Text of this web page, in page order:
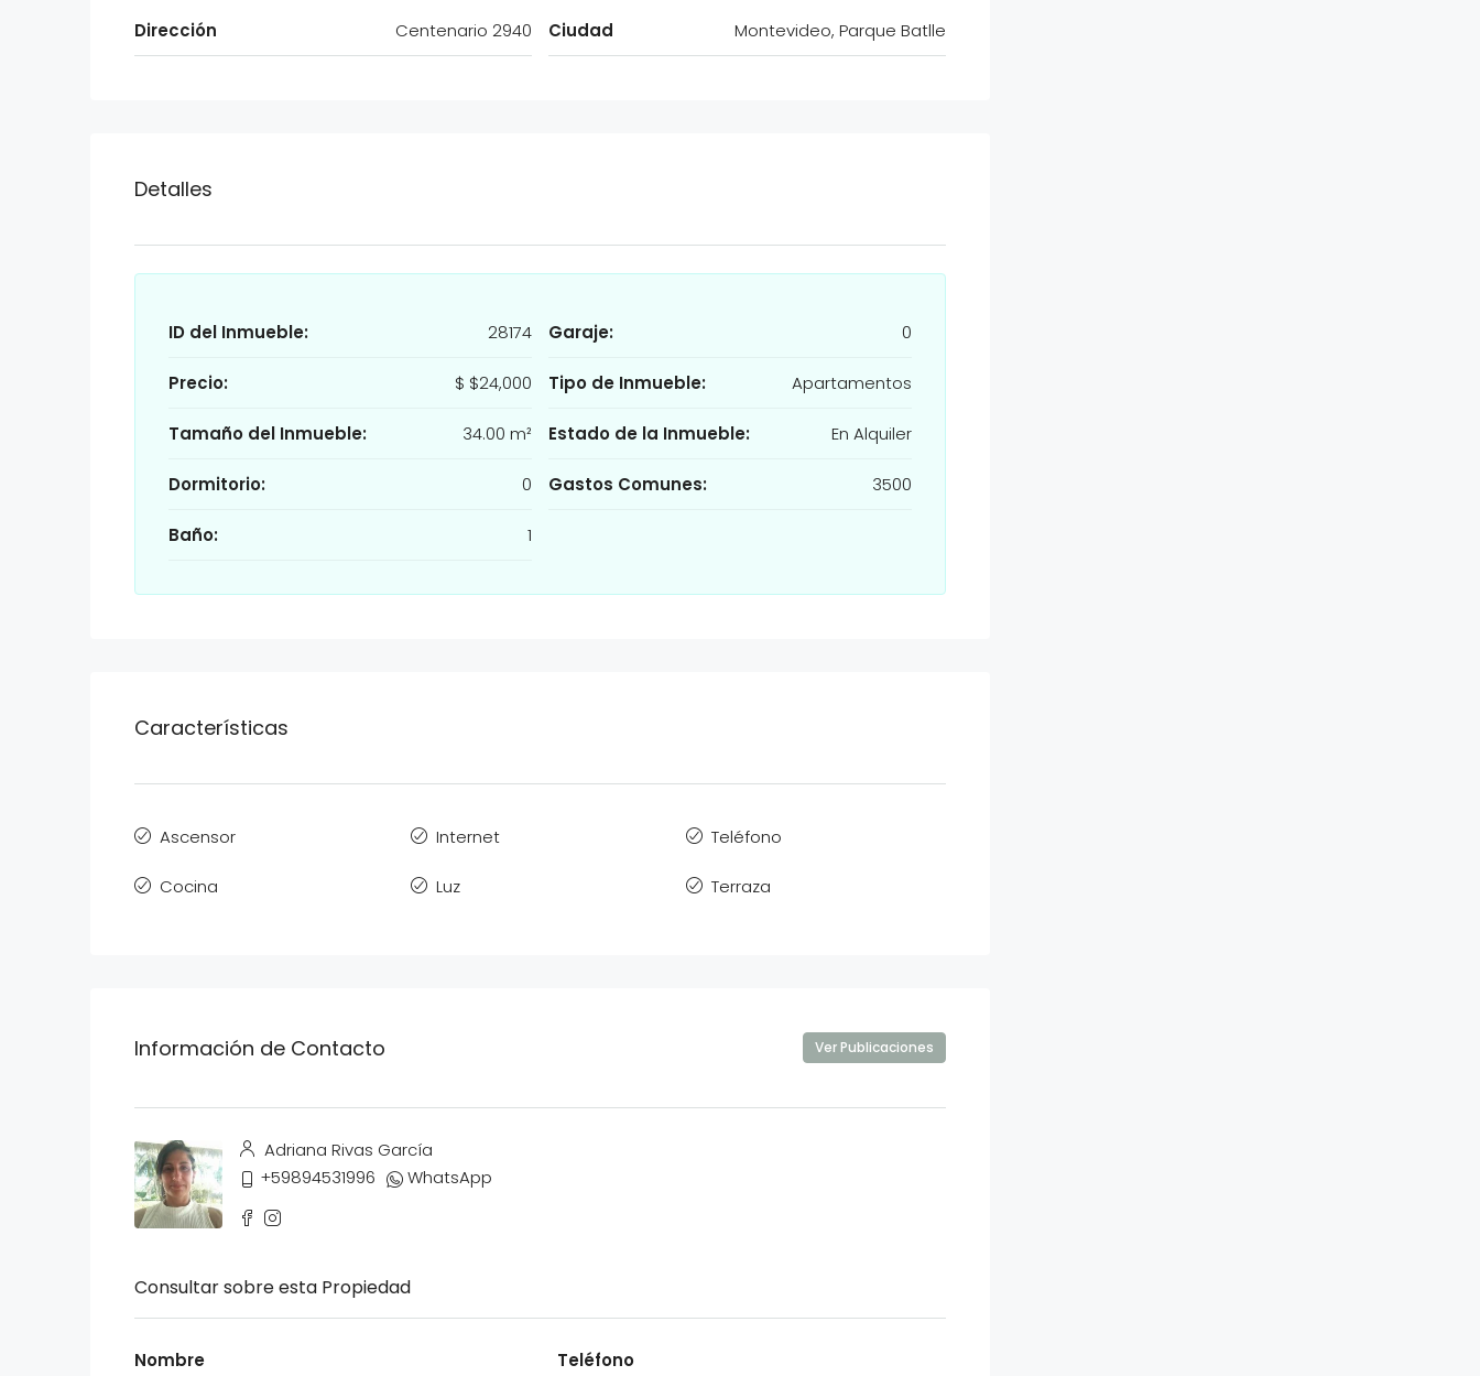
Dirección Centenario 2940 Ciudad Montevideo, Parque Batlle
Detalles
ID del Inmueble: 28174
Precio: $ $24,000
Tamaño del Inmueble: 34.00 m²
Dormitorio: 0
Baño: 1
Garaje: 0
Tipo de Inmueble: Apartamentos
Estado de la Inmueble: En Alquiler
Gastos Comunes: 3500
Características
Ascensor
Cocina
Internet
Luz
Teléfono
Terraza
Información de Contacto Ver Publicaciones
Adriana Rivas García
+59894531996
WhatsApp
Consultar sobre esta Propiedad
Nombre Teléfono